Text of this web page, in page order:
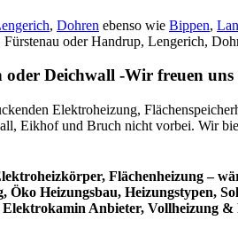
, Dohren ebenso wie Bippen,
oder Handrup, Lengerich,
Deichwall -Wir freuen uns
Elektroheizung,
Eikhof und Bruch nicht vorbei. Wir
Flächenheizung –
Heizungsbau, Heizungstypen,
Anbieter, Vollheizung